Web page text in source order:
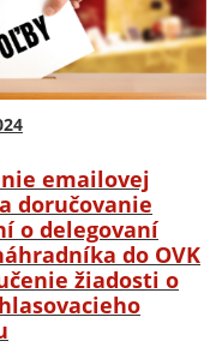
emailovej
doručovanie
o delegovaní
do OVK
žiadosti o